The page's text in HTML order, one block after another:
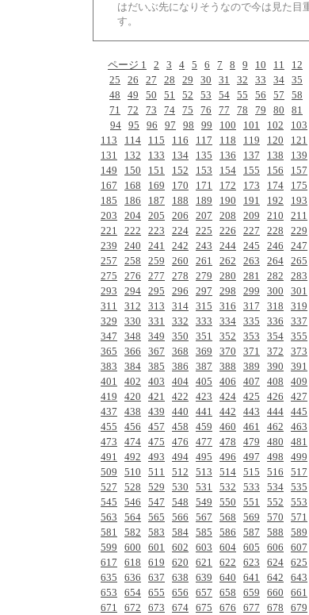
はだいぶ先になりそうなので今は見た目
す。
ページ 1
2 3 4 5 6 7 8 9 10 11 12
25
26 27 28 29 30 31 32 33 34 35
48
49 50 51 52 53 54 55 56 57 58
71
72 73 74 75 76 77 78 79 80 81
94 95 96 97 98 99 100 101 102 103
113
114 115 116 117 118 119 120 121
131
132 133 134 135 136 137 138 139
149
150 151 152 153 154 155 156 157
167
168 169 170 171 172 173 174 175
185
186 187 188 189 190 191 192 193
203
204 205 206 207 208 209 210 211
221
222 223 224 225 226 227 228 229
239
240 241 242 243 244 245 246 247
257
258 259 260 261 262 263 264 265
275
276 277 278 279 280 281 282 283
293
294 295 296 297 298 299 300 301
311
312 313 314 315 316 317 318 319
329
330 331 332 333 334 335 336 337
347
348 349 350 351 352 353 354 355
365
366 367 368 369 370 371 372 373
383
384 385 386 387 388 389 390 391
401
402 403 404 405 406 407 408 409
419
420 421 422 423 424 425 426 427
437
438 439 440 441 442 443 444 445
455
456 457 458 459 460 461 462 463
473
474 475 476 477 478 479 480 481
491
492 493 494 495 496 497 498 499
509
510 511 512 513 514 515 516 517
527
528 529 530 531 532 533 534 535
545
546 547 548 549 550 551 552 553
563
564 565 566 567 568 569 570 571
581
582 583 584 585 586 587 588 589
599
600 601 602 603 604 605 606 607
617
618 619 620 621 622 623 624 625
635
636 637 638 639 640 641 642 643
653
654 655 656 657 658 659 660 661
671
672 673 674 675 676 677 678 679